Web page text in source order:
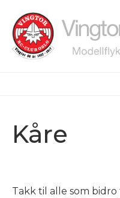
Kåre
Takk til alle som